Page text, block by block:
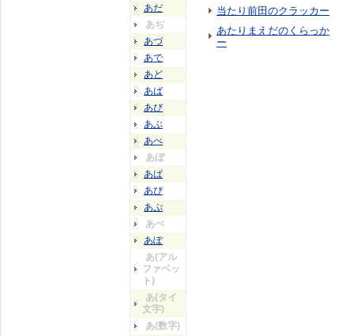
あだ
あぢ
あづ
あで
あど
あば
あび
あぶ
あべ
あぼ
あぱ
あぴ
あぷ
あぺ
あぽ
あ(アル
ファベッ
ト)
あ(タイ
文字)
あ(数字)
当たり前田のクラッカー
あたりまえだのくらっか
ー